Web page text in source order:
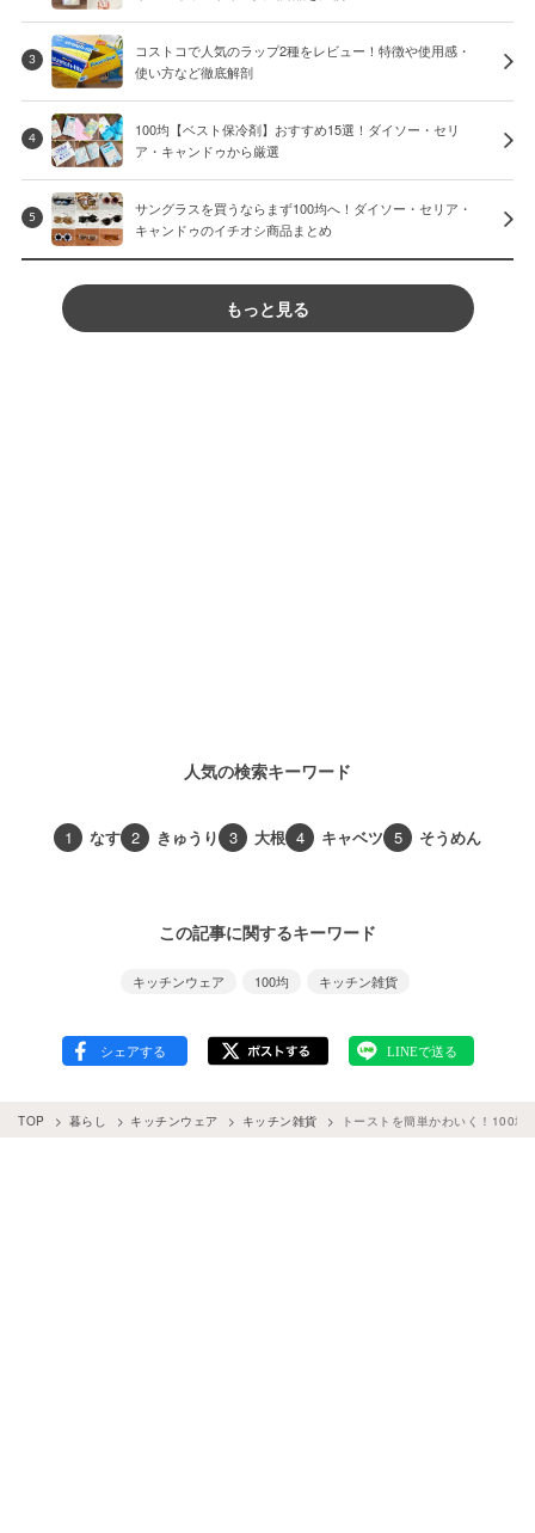
3
コストコで人気のラップ2種をレビュー！特徴や使用感・
使い方など徹底解剖
4
100均【ベスト保冷剤】おすすめ15選！ダイソー・セリ
ア・キャンドゥから厳選
5
サングラスを買うならまず100均へ！ダイソー・セリア・
キャンドゥのイチオシ商品まとめ
もっと見る
人気の検索キーワード
1 なす 2 きゅうり 3 大根 4 キャベツ 5 そうめん
この記事に関するキーワード
キッチンウェア 100均 キッチン雑貨
TOP 暮らし キッチンウェア キッチン雑貨 トーストを簡単かわいく！100